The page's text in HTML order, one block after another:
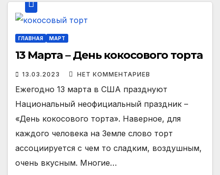
ГЛАВНАЯ МАРТ
13 Марта – День кокосового торта
13.03.2023 НЕТ КОММЕНТАРИЕВ
Ежегодно 13 марта в США празднуют
Национальный неофициальный праздник –
«День кокосового торта». Наверное, для
каждого человека на Земле слово торт
ассоциируется с чем то сладким, воздушным,
очень вкусным. Многие…